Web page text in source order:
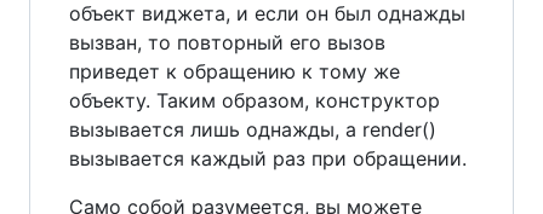
объект виджета, и если он был однажды
вызван, то повторный его вызов
приведет к обращению к тому же
объекту. Таким образом, конструктор
вызывается лишь однажды, а render()
вызывается каждый раз при обращении.
Само собой разумеется, вы можете